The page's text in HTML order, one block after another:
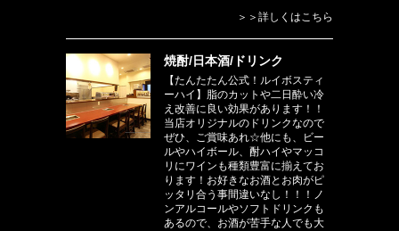
＞＞詳しくはこちら
焼酎/日本酒/ドリンク
【たんたたん公式！ルイボスティ
ーハイ】脂のカットや二日酔い冷
え改善に良い効果があります！！
当店オリジナルのドリンクなので
ぜひ、ご賞味あれ☆他にも、ビー
ルやハイボール、酎ハイやマッコ
リにワインも種類豊富に揃えてお
ります！お好きなお酒とお肉がピ
ッタリ合う事間違いなし！！！ノ
ンアルコールやソフトドリンクも
あるので、お酒が苦手な人でも大